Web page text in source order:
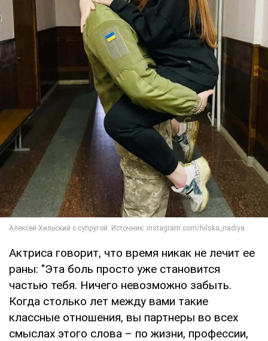
Актриса говорит, что время никак не лечит ее
раны: "Эта боль просто уже становится
частью тебя. Ничего невозможно забыть.
Когда столько лет между вами такие
классные отношения, вы партнеры во всех
смыслах этого слова – по жизни, профессии,